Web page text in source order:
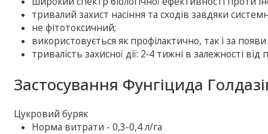
тривалий захист насіння та сходів завдяки
не фітотоксичний;
використовується як профілактично, так і за
тривалість захисної дії: 2‑4 тижні в залежності
Застосування Фунгіцида
Цукровий буряк
Норма витрати - 0,3-0,4 л/га